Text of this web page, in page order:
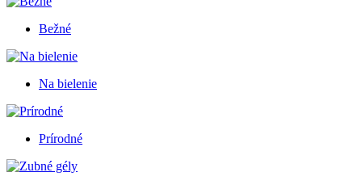
Bežné
Na bielenie
Prírodné